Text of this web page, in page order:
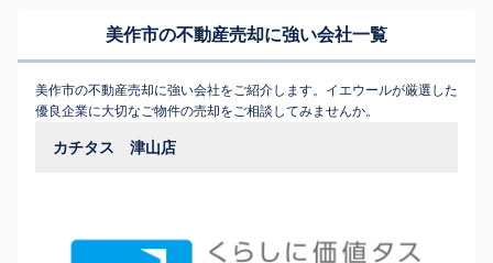
美作市の不動産売却に強い会社一覧
美作市の不動産売却に強い会社をご紹介します。イエウールが厳選した
優良企業に大切なご物件の売却をご相談してみませんか。
カチタス 津山店